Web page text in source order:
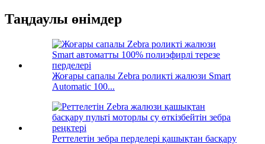
Таңдаулы өнімдер
Жоғары сапалы Zebra роликті жалюзи Smart
Automatic 100...
Реттелетін зебра перделері қашықтан басқару